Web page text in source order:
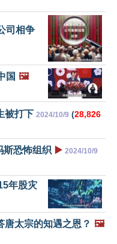
司相争
国 🖼️
被打下 2024/10/9 (28,826
斯恐怖组织 ▶️ 2024/10/9
年股灾
唐太宗的知遇之恩？ 🖼️